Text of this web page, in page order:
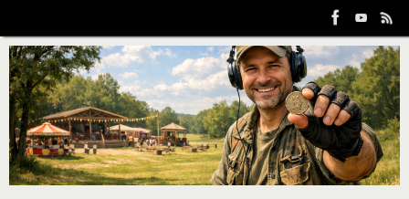
Inhalt
springen